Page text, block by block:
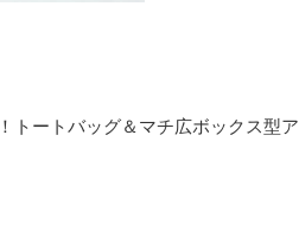
トートバッグ＆マチ広ボックス型ア